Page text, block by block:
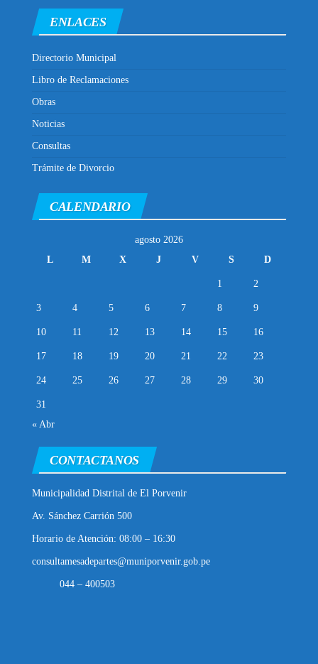
ENLACES
Directorio Municipal
Libro de Reclamaciones
Obras
Noticias
Consultas
Trámite de Divorcio
CALENDARIO
agosto 2026
L
M X J V S D
1 2
3 4 5 6 7 8 9
10 11 12 13 14 15 16
17 18 19 20 21 22 23
24 25 26 27 28 29 30
31
« Abr
CONTACTANOS
Municipalidad Distrital de El Porvenir
Av. Sánchez Carrión 500
Horario de Atención: 08:00 – 16:30
consultamesadepartes@muniporvenir.gob.pe
044 – 400503